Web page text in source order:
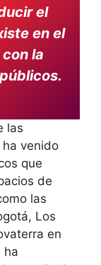
el
en el
la
las
venido
que
de
las
Los
en
ha